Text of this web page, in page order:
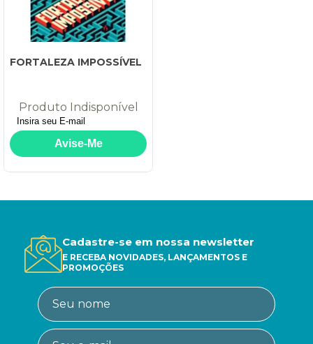
FORTALEZA IMPOSSÍVEL
Produto Indisponível
Cadastre-se em nossa newsletter
E RECEBA NOVIDADES, LANÇAMENTOS E
PROMOÇÕES